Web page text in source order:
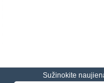
Sužinokite